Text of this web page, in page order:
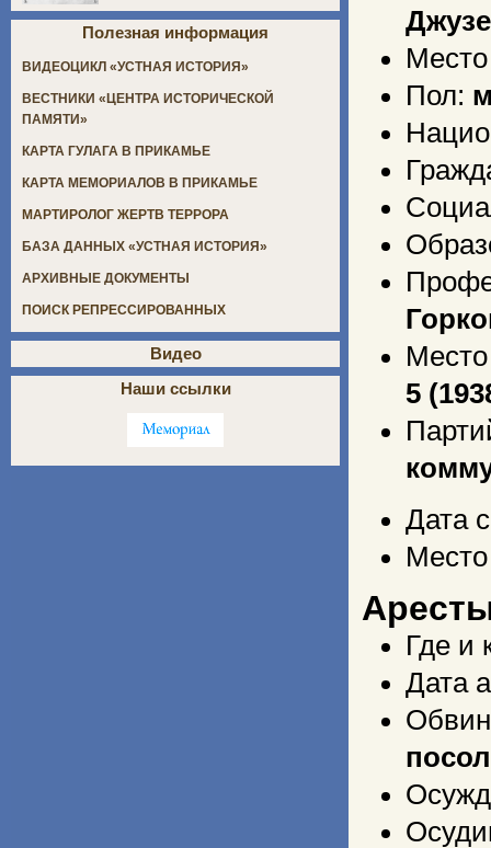
Пол:
5
Дата
Где и
Дата
Полезная информация
ВИДЕОЦИКЛ «УСТНАЯ ИСТОРИЯ»
ВЕСТНИКИ «ЦЕНТРА ИСТОРИЧЕСКОЙ
ПАМЯТИ»
КАРТА ГУЛАГА В ПРИКАМЬЕ
КАРТА МЕМОРИАЛОВ В ПРИКАМЬЕ
МАРТИРОЛОГ ЖЕРТВ ТЕРРОРА
БАЗА ДАННЫХ «УСТНАЯ ИСТОРИЯ»
АРХИВНЫЕ ДОКУМЕНТЫ
ПОИСК РЕПРЕССИРОВАННЫХ
Видео
Наши ссылки